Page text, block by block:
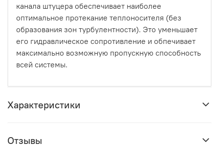
канала штуцера обеспечивает наиболее
оптимальное протекание теплоносителя (без
образования зон турбулентности). Это уменьшает
его гидравлическое сопротивление и обпечивает
максимально возможную пропускную способность
всей системы.
Характеристики
Отзывы